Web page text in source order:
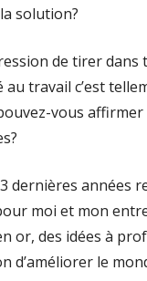
solution?
de tirer dans
travail c’est
vous affirmer
3 dernières années
moi et mon
or, des idées à
d’améliorer le